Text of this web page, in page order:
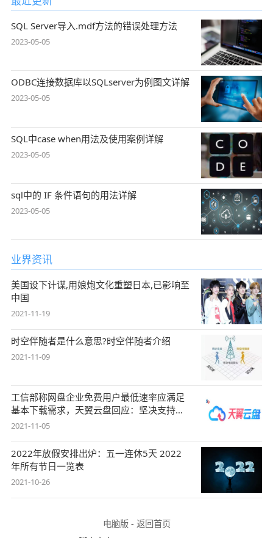
SQL Server导入.mdf方法的错误处理方法
2023-05-05
ODBC连接数据库以SQLserver为例图文详解
2023-05-05
SQL中case when用法及使用案例详解
2023-05-05
sql中的 IF 条件语句的用法详解
2023-05-05
业界资讯
美国设下计谋,用娘炮文化重塑日本,已影响至
中国
2021-11-19
时空伴随者是什么意思?时空伴随者介绍
2021-11-09
工信部称网盘企业免费用户最低速率应满足
基本下载需求，天翼云盘回应：坚决支持，
始终
2021-11-05
2022年放假安排出炉：五一连休5天 2022
年所有节日一览表
2021-10-26
电脑版- 返回首页